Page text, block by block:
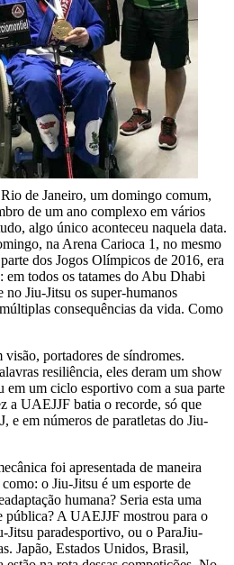
de Janeiro, um domingo comum,
de um ano complexo em vários
algo único aconteceu naquela data.
na Arena Carioca 1, no mesmo
dos Jogos Olímpicos de 2016, era
todos os tatames do Abu Dhabi
no Jiu-Jitsu os super-humanos
consequências da vida. Como
visão, portadores de síndromes.
resiliência, eles deram um show
em um ciclo esportivo com a sua parte
a UAEJJF batia o recorde, só que
e em números de paratletas do Jiu-
foi apresentada de maneira
o Jiu-Jitsu é um esporte de
humana? Seria esta uma
pública? A UAEJJF mostrou para o
Jitsu paradesportivo, ou o ParaJiu-
Japão, Estados Unidos, Brasil,